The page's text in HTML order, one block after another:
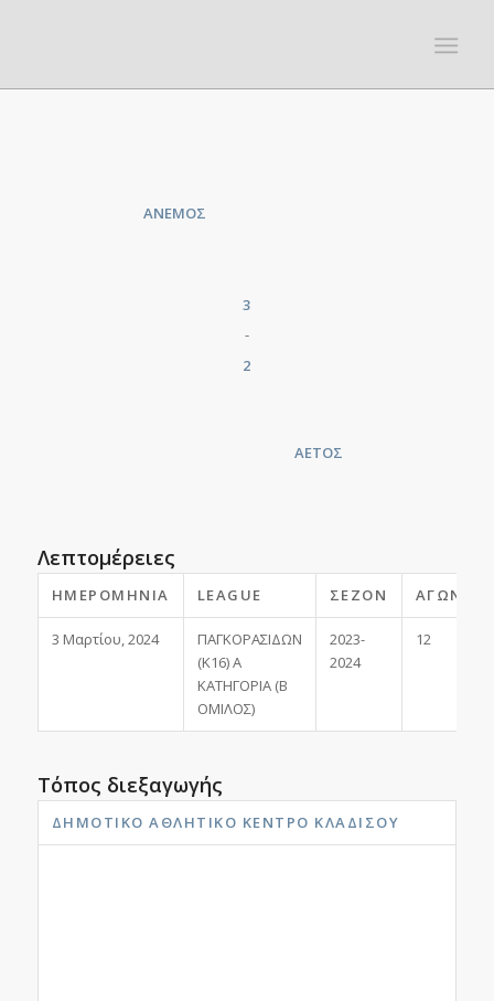
ΑΝΕΜΟΣ
3
-
2
ΑΕΤΟΣ
Λεπτομέρειες
ΗΜΕΡΟΜΗΝΊΑ LEAGUE ΣΕΖΌΝ
3 Μαρτίου, 2024
ΠΑΓΚΟΡΑΣΙΔΩΝ
(Κ16) Α
ΚΑΤΗΓΟΡΙΑ (Β
ΟΜΙΛΟΣ)
2023-
2024
12
Τόπος διεξαγωγής
ΔΗΜΟΤΙΚΌ ΑΘΛΗΤΙΚΌ ΚΈΝΤΡΟ ΚΛΑΔΙΣΟΎ